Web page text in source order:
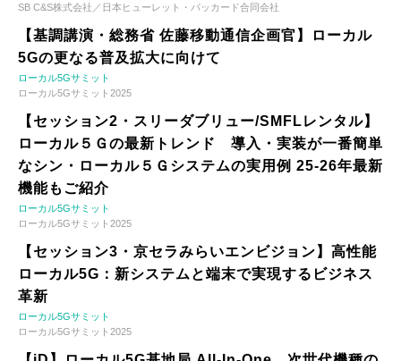
SB C&S株式会社／日本ヒューレット・パッカード合同会社
【基調講演・総務省 佐藤移動通信企画官】ローカル
5Gの更なる普及拡大に向けて
ローカル5Gサミット
ローカル5Gサミット2025
【セッション2・スリーダブリュー/SMFLレンタル】
ローカル５Ｇの最新トレンド 導入・実装が一番簡単
なシン・ローカル５Ｇシステムの実用例 25-26年最新
機能もご紹介
ローカル5Gサミット
ローカル5Gサミット2025
【セッション3・京セラみらいエンビジョン】高性能
ローカル5G：新システムと端末で実現するビジネス
革新
ローカル5Gサミット
ローカル5Gサミット2025